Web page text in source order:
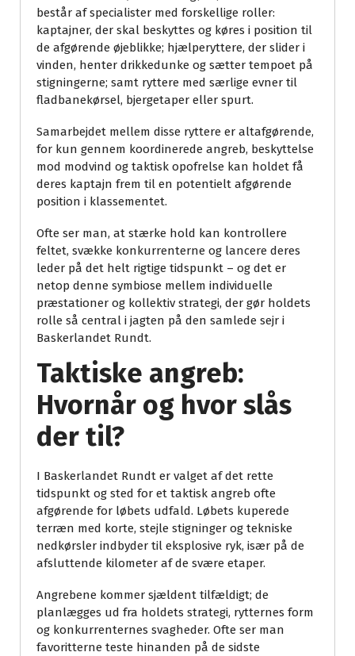
består af specialister med forskellige roller:
kaptajner, der skal beskyttes og køres i position til
de afgørende øjeblikke; hjælperyttere, der slider i
vinden, henter drikkedunke og sætter tempoet på
stigningerne; samt ryttere med særlige evner til
fladbanekørsel, bjergetaper eller spurt.
Samarbejdet mellem disse ryttere er altafgørende,
for kun gennem koordinerede angreb, beskyttelse
mod modvind og taktisk opofrelse kan holdet få
deres kaptajn frem til en potentielt afgørende
position i klassementet.
Ofte ser man, at stærke hold kan kontrollere
feltet, svække konkurrenterne og lancere deres
leder på det helt rigtige tidspunkt – og det er
netop denne symbiose mellem individuelle
præstationer og kollektiv strategi, der gør holdets
rolle så central i jagten på den samlede sejr i
Baskerlandet Rundt.
Taktiske angreb:
Hvornår og hvor slås
der til?
I Baskerlandet Rundt er valget af det rette
tidspunkt og sted for et taktisk angreb ofte
afgørende for løbets udfald. Løbets kuperede
terræn med korte, stejle stigninger og tekniske
nedkørsler indbyder til eksplosive ryk, især på de
afsluttende kilometer af de svære etaper.
Angrebene kommer sjældent tilfældigt; de
planlægges ud fra holdets strategi, rytternes form
og konkurrenternes svagheder. Ofte ser man
favoritterne teste hinanden på de sidste